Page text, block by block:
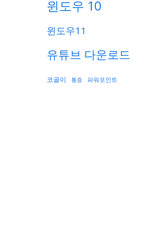
윈도우 10
윈도우11
유튜브 다운로드
코골이 통증 파워포인트